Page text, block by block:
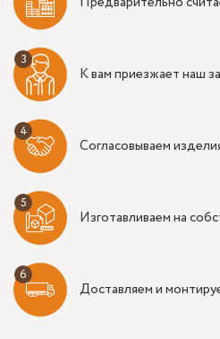
К вам приезжает наш
Согласовываем
Изготавливаем на
Доставляем и